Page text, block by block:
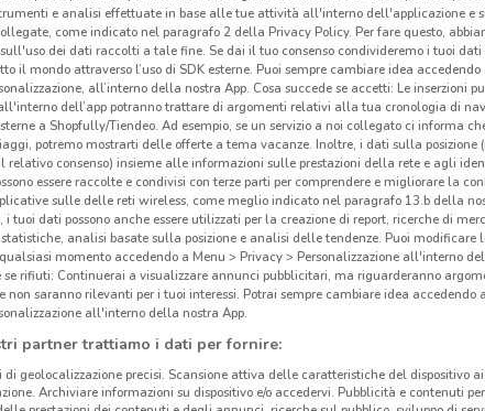
e analisi effettuate in base alle tue attività all'interno dell'applicazione e
come indicato nel paragrafo 2 della Privacy Policy. Per fare questo,
dei dati raccolti a tale fine. Se dai il tuo consenso condivideremo i tuoi dati
il mondo attraverso l’uso di SDK esterne. Puoi sempre cambiare idea accedendo
all’interno della nostra App. Cosa succede se accetti: Le inserzioni
dell’app potranno trattare di argomenti relativi alla tua cronologia di
a Shopfully/Tiendeo. Ad esempio, se un servizio a noi collegato ci informa
potremo mostrarti delle offerte a tema vacanze. Inoltre, i dati sulla posizione
relativo consenso) insieme alle informazioni sulle prestazioni della rete e agli
essere raccolte e condivisi con terze parti per comprendere e migliorare la
sulle delle reti wireless, come meglio indicato nel paragrafo 13.b della
i tuoi dati possono anche essere utilizzati per la creazione di report, ricerche di
analisi basate sulla posizione e analisi delle tendenze. Puoi modificare
momento accedendo a Menu > Privacy > Personalizzazione all'interno
se rifiuti: Continuerai a visualizzare annunci pubblicitari, ma riguarderanno
non saranno rilevanti per i tuoi interessi. Potrai sempre cambiare idea accedendo
all'interno della nostra App.
partner trattiamo i dati per fornire:
geolocalizzazione precisi. Scansione attiva delle caratteristiche del dispositivo
Archiviare informazioni su dispositivo e/o accedervi. Pubblicità e contenuti